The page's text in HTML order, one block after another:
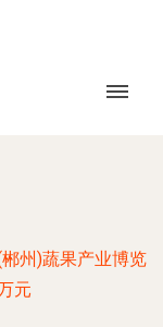
州)蔬果产业博览
元